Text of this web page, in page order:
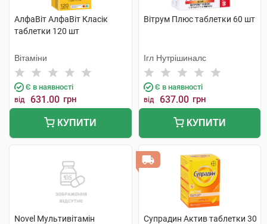
АлфаВіт АлфаВіт Класік
таблетки 120 шт
Вітаміни
Є в наявності
від 631.00 грн
КУПИТИ
Вітрум Плюс таблетки 60 шт
Ігл Нутрішиналс
Є в наявності
від 637.00 грн
КУПИТИ
Novel Мультивітамін
Супрадин Актив таблетки 30